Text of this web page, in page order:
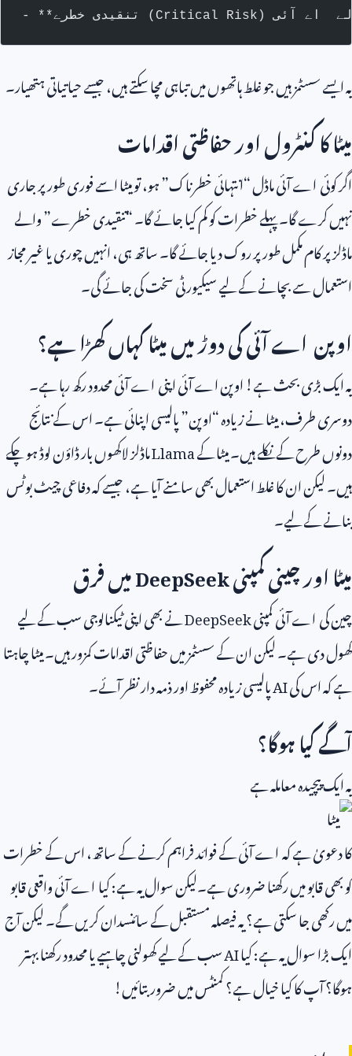
یہ ایسے سسٹمز ہیں جو غلط ہاتھوں میں تباہی مچا سکتے ہیں، جیسے حیاتیاتی ہتھیار۔
میٹا کا کنٹرول اور حفاظتی اقدامات
اگر کوئی اے آئی ماڈل “انتہائی خطرناک” ہو، تو میٹا اسے فوری طور پر جاری
نہیں کرے گا۔ پہلے خطرات کو کم کیا جائے گا۔ “تنقیدی خطرے” والے
ماڈلز پر کام مکمل طور پر روک دیا جائے گا۔ ساتھ ہی، انہیں چوری یا غیر مجاز
استعمال سے بچانے کے لیے سیکیورٹی سخت کی جائے گی۔
اوپن اے آئی کی دوڑ میں میٹا کہاں کھڑا ہے؟
یہ ایک بڑی بحث ہے! اوپن اے آئی اپنی اے آئی محدود رکھ رہا ہے۔
دوسری طرف، میٹا نے زیادہ “اوپن” پالیسی اپنائی ہے۔ اس کے نتائج
دونوں طرح کے نکلے ہیں۔ میٹا کےLlamaماڈلز لاکھوں بار ڈاؤن لوڈ ہو چکے
ہیں۔ لیکن ان کا غلط استعمال بھی سامنے آیا ہے، جیسے کہ دفاعی چیٹ بوٹس
بنانے کے لیے۔
میٹا اور چینی کمپنیDeepSeekمیں فرق
چین کی اے آئی کمپنیDeepSeekنے بھی اپنی ٹیکنالوجی سب کے لیے
کھول دی ہے۔ لیکن ان کے سسٹمز میں حفاظتی اقدامات کمزور ہیں۔ میٹا چاہتا
ہے کہ اس کیAIپالیسی زیادہ محفوظ اور ذمہ دار نظر آئے۔
آگے کیا ہوگا؟
یہ ایک پیچیدہ معاملہ ہے
کا دعویٰ ہے کہ اے آئی کے فوائد فراہم کرنے کے ساتھ، اس کے خطرات
کو بھی قابو میں رکھنا ضروری ہے۔لیکن سوال یہ ہے: کیا اے آئی واقعی قابو
میں رکھی جا سکتی ہے؟ یہ فیصلہ مستقبل کے سائنسدان کریں گے۔ لیکن آج
ایک بڑا سوال یہ ہے: کیاAIسب کے لیے کھولنی چاہیے یا محدود رکھنا بہتر
ہوگا؟ آپ کا کیا خیال ہے؟ کمنٹس میں ضرور بتائیں!